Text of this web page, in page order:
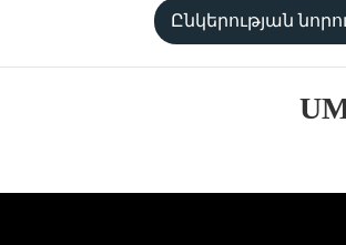
Ընկերության